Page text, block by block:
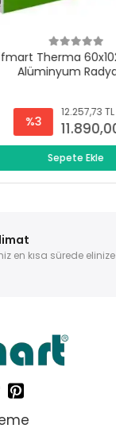
cm Yeşil
Radyatör
TL
TL
en kısa sürede elinize